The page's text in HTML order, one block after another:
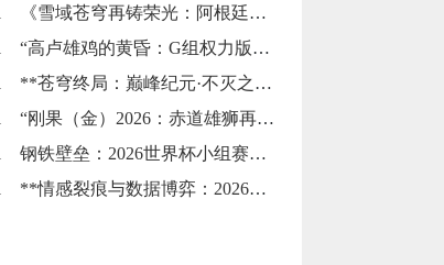
《雪域苍穹再铸荣光：阿根廷三冠史诗》
“高卢雄鸡的黄昏：G组权力版图的重组与裂变”
**苍穹终局：巅峰纪元·不灭之冠**
“刚果（金）2026：赤道雄狮再踏征途”
钢铁壁垒：2026世界杯小组赛防守体系的极致博弈
**情感裂痕与数据博弈：2026世界杯舆论风暴的多维解构**